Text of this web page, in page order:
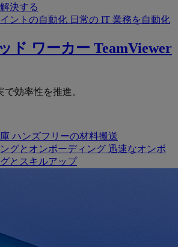
決する
ントの自動化 日常の IT 業務を自動化
ド ワーカー TeamViewer
効率性を推進。
ハンズフリーの材料搬送
ングとオンボーディング 迅速なオンボ
とスキルアップ